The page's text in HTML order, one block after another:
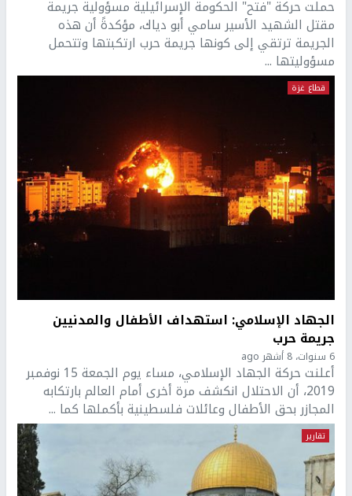
حملت حركة "فتح" الحكومة الإسرائيلية مسؤولية جريمة
مقتل الشهيد الأسير سامي أبو دياك، مؤكدةً أن هذه
الجريمة ترتقي إلى كونها جريمة حرب ارتكبتها وتتحمل
مسؤوليتها ...
قطاع غزة
الجهاد الإسلامي: استهداف الأطفال والمدنيين
جريمة حرب
6 سنوات، 8 أشهر ago
أعلنت حركة الجهاد الإسلامي، مساء يوم الجمعة 15 نوفمبر
2019، أن الاحتلال انكشف مرة أخرى أمام العالم بارتكابه
المجازر بحق الأطفال وعائلات فلسطينية بأكملها كما ...
تقارير